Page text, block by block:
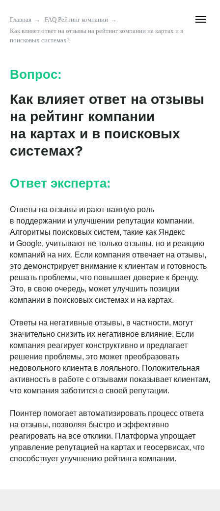
Главная → FAQ Рейтинг компании →
Как влияет ответ на отзывы на рейтинг компании на картах и в
поисковых системах?
Вопрос:
Как влияет ответ на отзывы
на рейтинг компании
на картах и в поисковых
системах?
Ответ эксперта:
Ответы на отзывы играют важную роль
в поддержании и улучшении репутации компании.
Алгоритмы поисковых систем, такие как Яндекс
и Google, учитывают не только отзывы, но и реакцию
компаний на них. Если компания отвечает на отзывы,
это демонстрирует внимание к клиентам и готовность
решать проблемы, что повышает доверие к бренду.
Это, в свою очередь, может улучшить позиции
компании в поисковых системах и на картах.
Ответы на негативные отзывы, в частности, могут
значительно снизить их негативное влияние. Если
компания реагирует конструктивно и предлагает
решение проблемы, это может преобразовать
недовольного клиента в лояльного. Положительная
активность в работе с отзывами показывает клиентам,
что компания заботится о своей репутации.
Поинтер помогает автоматизировать процесс ответа
на отзывы, позволяя быстро и эффективно
реагировать на все отклики. Платформа упрощает
управление репутацией на картах и геосервисах, что
способствует улучшению рейтинга компании.